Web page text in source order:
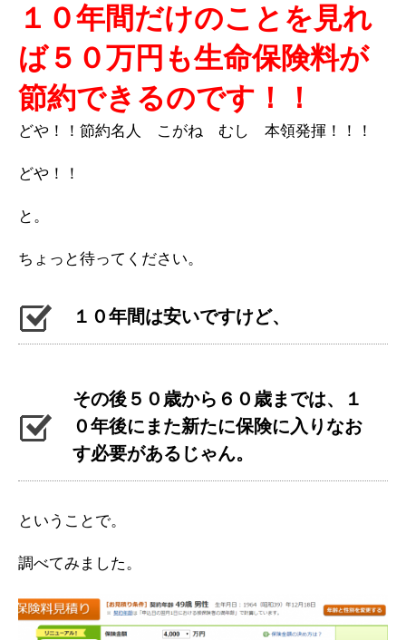
１０年間だけのことを見れ
ば５０万円も生命保険料が
節約できるのです！！
どや！！節約名人 こがね むし 本領発揮！！！
どや！！
と。
ちょっと待ってください。
１０年間は安いですけど、
その後５０歳から６０歳までは、１
０年後にまた新たに保険に入りなお
す必要があるじゃん。
ということで。
調べてみました。